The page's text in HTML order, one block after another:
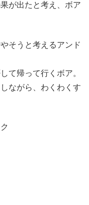
が出たと考え、ボア
そうと考えるアンド
て帰って行くボア。
ながら、わくわくす